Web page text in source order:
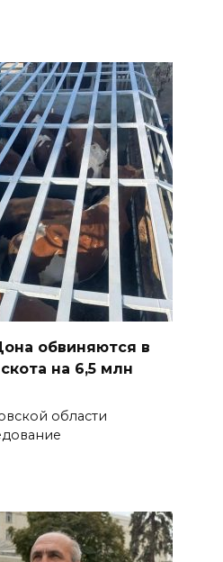
обвиняются в
на 6,5 млн
области